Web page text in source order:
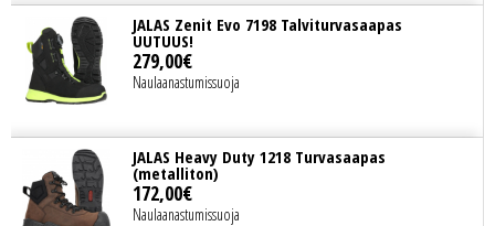
JALAS Zenit Evo 7198 Talviturvasaapas
UUTUUS!
279,00€
Naulaanastumissuoja
JALAS Heavy Duty 1218 Turvasaapas
(metalliton)
172,00€
Naulaanastumissuoja